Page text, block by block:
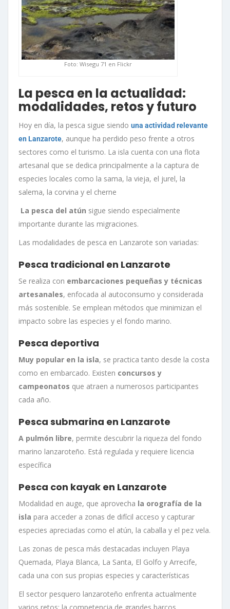
Foto: Wisegu 71 en Flickr
La pesca en la actualidad:
modalidades, retos y futuro
Hoy en día, la pesca sigue siendo una actividad relevante
en Lanzarote, aunque ha perdido peso frente a otros
sectores como el turismo. La isla cuenta con una flota
artesanal que se dedica principalmente a la captura de
especies locales como la sama, la vieja, el jurel, la
salema, la corvina y el cherne
La pesca del atún sigue siendo especialmente
importante durante las migraciones.
Las modalidades de pesca en Lanzarote son variadas:
Pesca tradicional en Lanzarote
Se realiza con embarcaciones pequeñas y técnicas
artesanales, enfocada al autoconsumo y considerada
más sostenible. Se emplean métodos que minimizan el
impacto sobre las especies y el fondo marino.
Pesca deportiva
Muy popular en la isla, se practica tanto desde la costa
como en embarcado. Existen concursos y
campeonatos que atraen a numerosos participantes
cada año.
Pesca submarina en Lanzarote
A pulmón libre, permite descubrir la riqueza del fondo
marino lanzaroteño. Está regulada y requiere licencia
específica
Pesca con kayak en Lanzarote
Modalidad en auge, que aprovecha la orografía de la
isla para acceder a zonas de difícil acceso y capturar
especies apreciadas como el atún, la caballa y el pez vela.
Las zonas de pesca más destacadas incluyen Playa
Quemada, Playa Blanca, La Santa, El Golfo y Arrecife,
cada una con sus propias especies y características
El sector pesquero lanzaroteño enfrenta actualmente